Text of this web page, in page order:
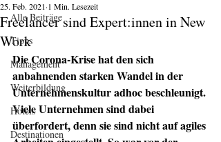
Alle Beiträge
Tipps
Management
Weiterbildung
Hotels
Destinationen
Freelancer sind Expert:innen in New
Work
25. Feb. 2021 1 Min. Lesezeit
Die Corona-Krise hat den sich
anbahnenden starken Wandel in der
Unternehmenskultur adhoc beschleunigt.
Viele Unternehmen sind dabei
überfordert, denn sie sind nicht auf agiles